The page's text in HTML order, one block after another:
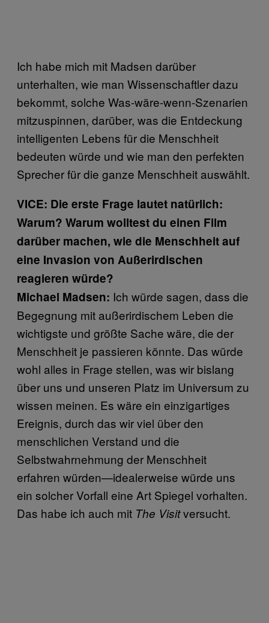
Ich habe mich mit Madsen darüber
unterhalten, wie man Wissenschaftler dazu
bekommt, solche Was-wäre-wenn-Szenarien
mitzuspinnen, darüber, was die Entdeckung
intelligenten Lebens für die Menschheit
bedeuten würde und wie man den perfekten
Sprecher für die ganze Menschheit auswählt.
VICE: Die erste Frage lautet natürlich:
Warum? Warum wolltest du einen Film
darüber machen, wie die Menschheit auf
eine Invasion von Außerirdischen
reagieren würde?
Michael Madsen: Ich würde sagen, dass die
Begegnung mit außerirdischem Leben die
wichtigste und größte Sache wäre, die der
Menschheit je passieren könnte. Das würde
wohl alles in Frage stellen, was wir bislang
über uns und unseren Platz im Universum zu
wissen meinen. Es wäre ein einzigartiges
Ereignis, durch das wir viel über den
menschlichen Verstand und die
Selbstwahrnehmung der Menschheit
erfahren würden—idealerweise würde uns
ein solcher Vorfall eine Art Spiegel vorhalten.
Das habe ich auch mit The Visitversucht.